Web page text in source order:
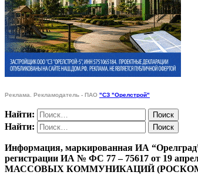
Реклама. Рекламодатель - ПАО "СЗ "Орелстрой"
Найти:
Найти:
Информация, маркированная ИА
регистрации ИА № ФС 77 – 75617 от
МАССОВЫХ КОММУНИКАЦИЙ